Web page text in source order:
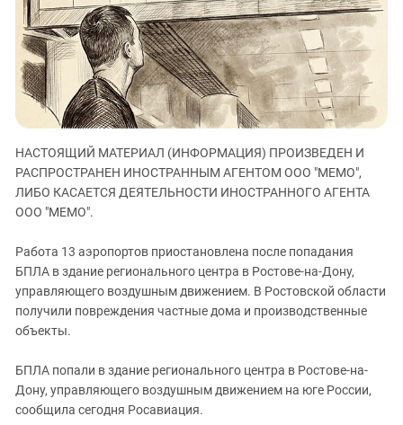
ЗАСТАВЛЯЕТ
КАВКАЗ ЗА ПАЛЕСТИНУ
ИНАКОМЫСЛИЕ В ЧЕЧНЕ
ПРЕСЛЕДОВАНИЕ АКТИВИСТОВ
МОБИЛИЗАЦИЯ И ПРОТЕСТЫ
Дагестан
Ингушетия
Кабардино-Балкария
Калмыкия
Карачаево-Черкесия
Краснодарский край
Российская Федерация
Северная Осетия - Алания
СКФО
Ставропольский край
Южная Осетия
Южный Кавказ
НАСТОЯЩИЙ МАТЕРИАЛ (ИНФОРМАЦИЯ) ПРОИЗВЕДЕН И
РАСПРОСТРАНЕН ИНОСТРАННЫМ АГЕНТОМ ООО "МЕМО",
ЛИБО КАСАЕТСЯ ДЕЯТЕЛЬНОСТИ ИНОСТРАННОГО АГЕНТА
ООО "МЕМО".
Работа 13 аэропортов приостановлена после попадания
БПЛА в здание регионального центра в Ростове-на-Дону,
управляющего воздушным движением. В Ростовской области
получили повреждения частные дома и производственные
объекты.
БПЛА попали в здание регионального центра в Ростове-на-
Дону, управляющего воздушным движением на юге России,
сообщила сегодня Росавиация.